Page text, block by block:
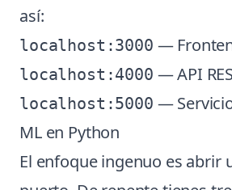
así:
localhost:3000 —
localhost:4000 — API
localhost:5000 —
ML en Python
El enfoque ingenuo es abrir